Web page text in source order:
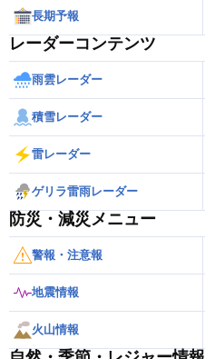
長期予報
レーダーコンテンツ
雨雲レーダー
積雪レーダー
雷レーダー
ゲリラ雷雨レーダー
防災・減災メニュー
警報・注意報
地震情報
火山情報